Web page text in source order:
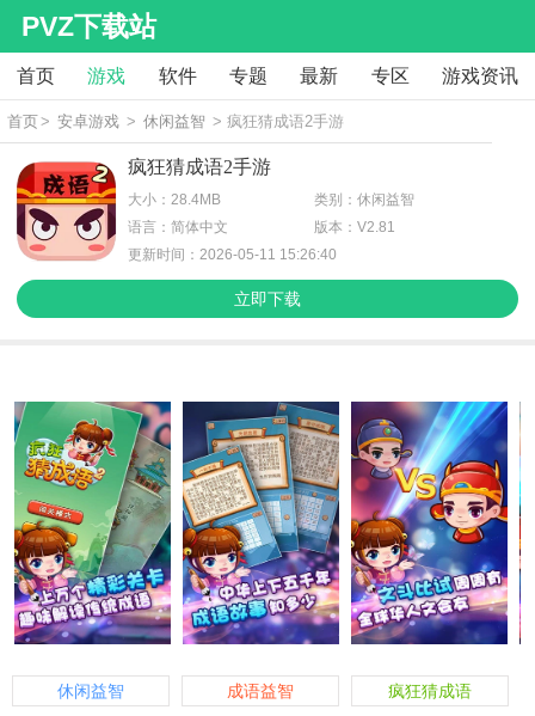
PVZ下载站
首页 游戏 软件 专题 最新 专区 游戏资讯
首页> 安卓游戏 > 休闲益智 > 疯狂猜成语2手游
疯狂猜成语2手游
大小：28.4MB
类别：休闲益智
语言：简体中文
版本：V2.81
更新时间：2026-05-11 15:26:40
立即下载
休闲益智 成语益智
疯狂猜成语